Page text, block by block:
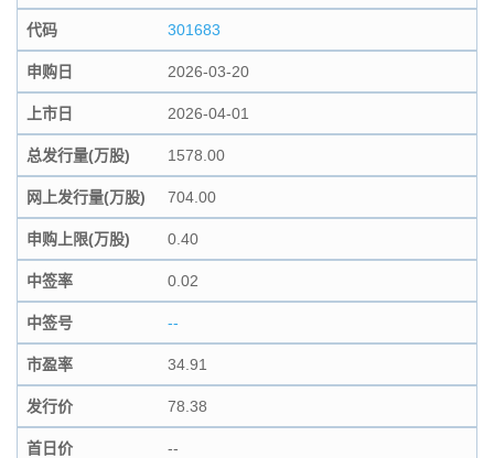
代码 301683
申购日 2026-03-20
上市日 2026-04-01
总发行量(万股) 1578.00
网上发行量(万股) 704.00
申购上限(万股) 0.40
中签率 0.02
中签号 --
市盈率 34.91
发行价 78.38
首日价 --